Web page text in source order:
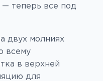
теперь все под
двух молниях
всему
в верхней
для